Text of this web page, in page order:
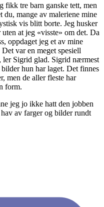
fikk tre barn ganske tett, men
mange av maleriene mine
vis blitt borte. Jeg husker
at jeg «visste» om det. Da
oppdaget jeg et av mine
var en meget spesiell
ler Sigrid glad. Sigrid nærmest
hun har laget. Det finnes
men de aller fleste har
form.
jeg jo ikke hatt den jobben
av farger og bilder rundt